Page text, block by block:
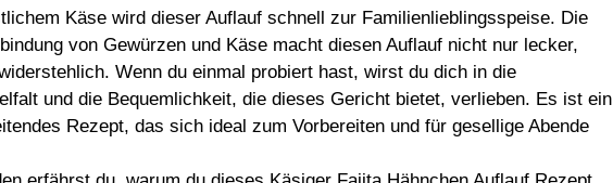
Käse wird dieser Auflauf schnell zur Familienlieblingsspeise. Die
von Gewürzen und Käse macht diesen Auflauf nicht nur lecker,
Wenn du einmal probiert hast, wirst du dich in die
und die Bequemlichkeit, die dieses Gericht bietet, verlieben. Es ist ein
Rezept, das sich ideal zum Vorbereiten und für gesellige Abende